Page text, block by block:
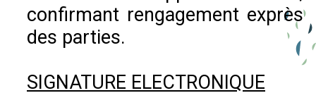
confirmant rengagement exprès
des parties.
SIGNATURE ELECTRONIQUE